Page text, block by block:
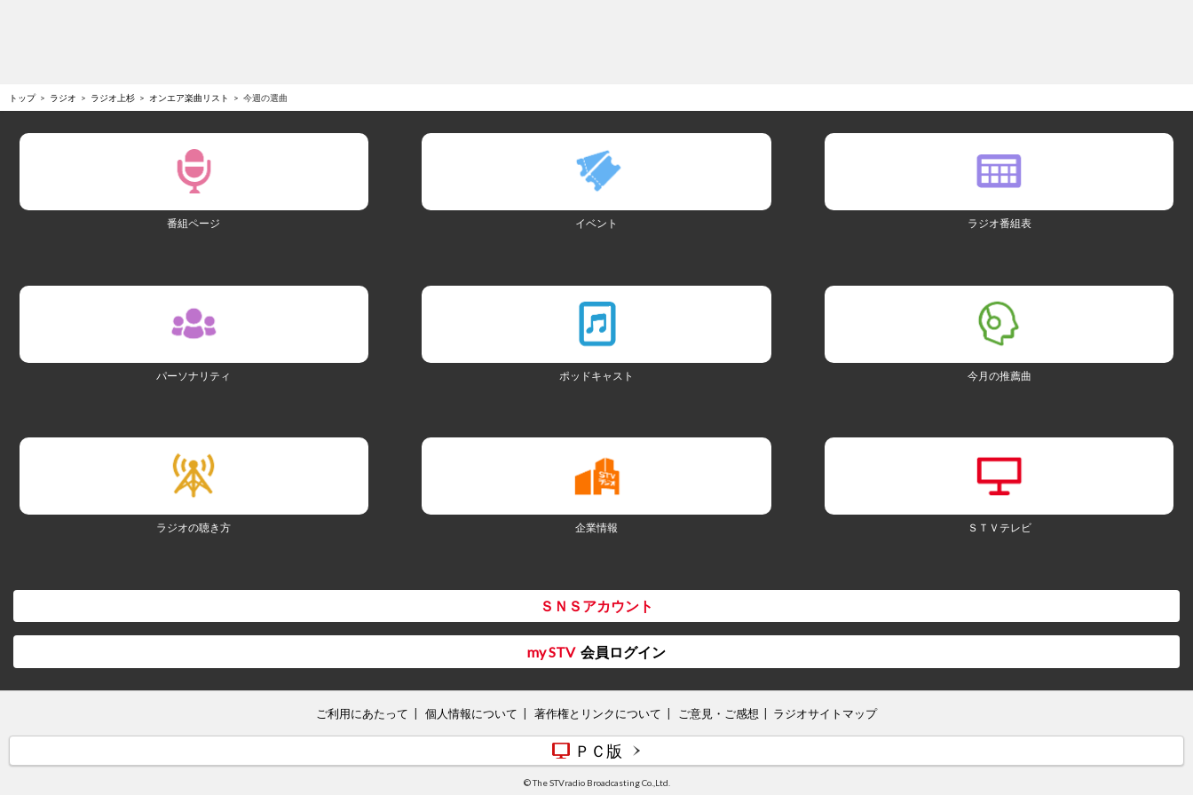
トップ ラジオ ラジオ上杉 オンエア楽曲リスト 今週の選曲
番組ページ イベント ラジオ番組表
パーソナリティ ポッドキャスト 今月の推薦曲
ラジオの聴き方 企業情報 ＳＴＶテレビ
ＳＮＳアカウント
my STV 会員ログイン
ご利用にあたって 個人情報について 著作権とリンクについて ご意見・ご感想 ラジオサイトマップ
ＰＣ版
© The STVradio Broadcasting Co.,Ltd.